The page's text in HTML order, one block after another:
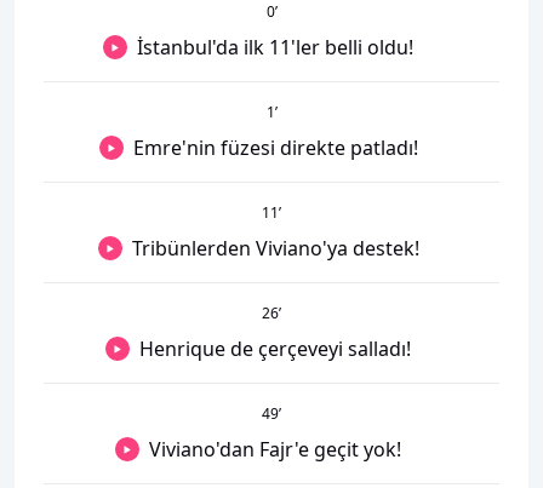
0’
İstanbul'da ilk 11'ler belli oldu!
1’
Emre'nin füzesi direkte patladı!
11’
Tribünlerden Viviano'ya destek!
26’
Henrique de çerçeveyi salladı!
49’
Viviano'dan Fajr'e geçit yok!